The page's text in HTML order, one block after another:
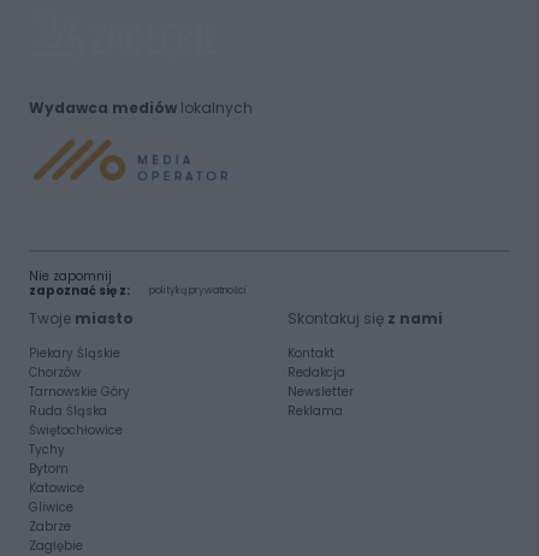
Wydawca mediówlokalnych
Nie zapomnij
zapoznać się z:
polityką prywatności
Twoje miasto
Piekary Śląskie
Chorzów
Tarnowskie Góry
Ruda Śląska
Świętochłowice
Tychy
Bytom
Katowice
Gliwice
Zabrze
Zagłębie
Skontakuj się z nami
Kontakt
Redakcja
Newsletter
Reklama